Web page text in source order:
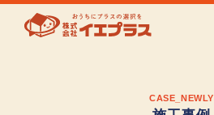
CASE_NEWLY